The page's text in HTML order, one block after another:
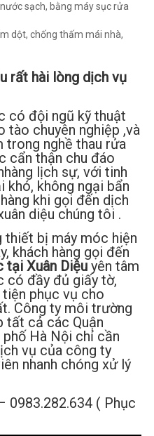
sạch, bằng máy sục rửa
dột, chống thấm mái nhà,
rất hài lòng dịch vụ
có đội ngũ kỹ thuật
chuyên nghiệp ,và
trong nghề thau rửa
cẩn thận chu đáo
lịch sự, với tinh
khó, không ngại bẩn
khi gọi đến dịch
diệu chúng tôi .
thiết bị máy móc hiện
khách hàng gọi đến
tại Xuân Diệu yên tâm
có đầy đủ giấy tờ,
phục vụ cho
Công ty môi trường
tất cả các Quận
phố Hà Nội chỉ cần
vụ của công ty
nhanh chóng xử lý
0983.282.634 ( Phục